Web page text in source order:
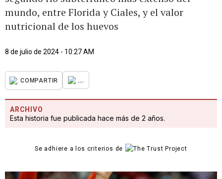
mundo, entre Florida y Ciales, y el valor
nutricional de los huevos
8 de julio de 2024 - 10:27 AM
COMPARTIR ...
ARCHIVO
Esta historia fue publicada hace más de 2 años.
Se adhiere a los criterios de